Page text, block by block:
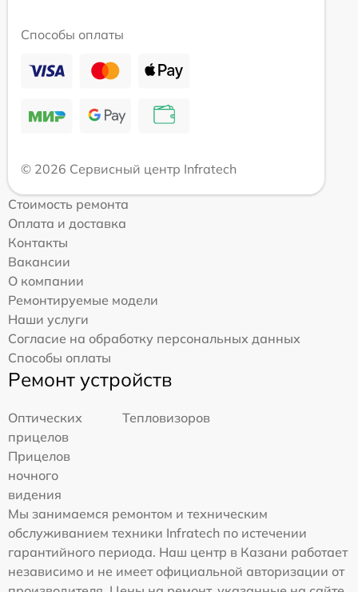
Способы оплаты
© 2026 Сервисный центр Infratech
Стоимость ремонта
Оплата и доставка
Контакты
Вакансии
О компании
Ремонтируемые модели
Наши услуги
Согласие на обработку персональных данных
Способы оплаты
Ремонт устройств
Оптических
прицелов
Тепловизоров
Прицелов
ночного
видения
Мы занимаемся ремонтом и техническим
обслуживанием техники Infratech по истечении
гарантийного периода. Наш центр в Казани работает
независимо и не имеет официальной авторизации от